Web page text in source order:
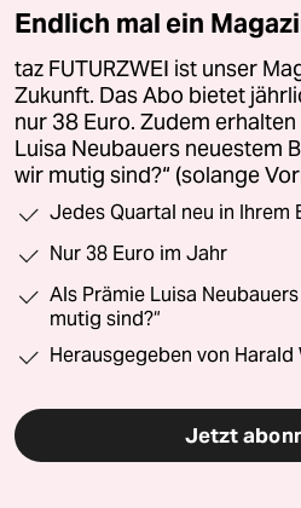
Endlich mal ein
taz FUTURZWEI ist unser
Zukunft. Das Abo bietet
nur 38 Euro. Zudem
Luisa Neubauers neuestem
wir mutig sind?“ (solange
Jedes Quartal neu in Ihrem
Nur 38 Euro im Jahr
Als Prämie Luisa
mutig sind?“
Herausgegeben von Harald
Jetzt